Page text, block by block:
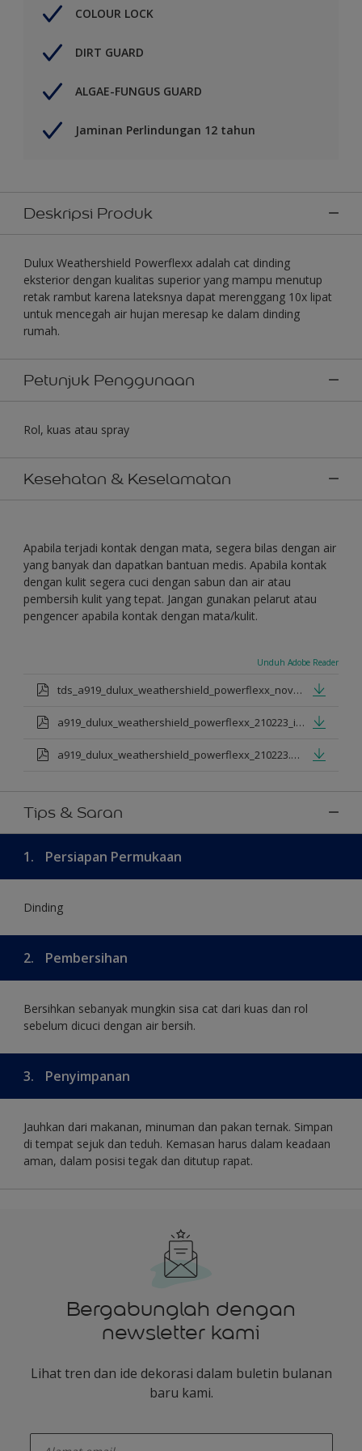
COLOUR LOCK
DIRT GUARD
ALGAE-FUNGUS GUARD
Jaminan Perlindungan 12 tahun
Deskripsi Produk
Dulux Weathershield Powerflexx adalah cat dinding
eksterior dengan kualitas superior yang mampu menutup
retak rambut karena lateksnya dapat merenggang 10x lipat
untuk mencegah air hujan meresap ke dalam dinding
rumah.
Petunjuk Penggunaan
Rol, kuas atau spray
Kesehatan & Keselamatan
Apabila terjadi kontak dengan mata, segera bilas dengan air
yang banyak dan dapatkan bantuan medis. Apabila kontak
dengan kulit segera cuci dengan sabun dan air atau
pembersih kulit yang tepat. Jangan gunakan pelarut atau
pengencer apabila kontak dengan mata/kulit.
Unduh Adobe Reader
tds_a919_dulux_weathershield_powerflexx_nov_2022_id.pdf
a919_dulux_weathershield_powerflexx_210223_id.pdf
a919_dulux_weathershield_powerflexx_210223.pdf
Tips & Saran
1. Persiapan Permukaan
Dinding
2. Pembersihan
Bersihkan sebanyak mungkin sisa cat dari kuas dan rol
sebelum dicuci dengan air bersih.
3. Penyimpanan
Jauhkan dari makanan, minuman dan pakan ternak. Simpan
di tempat sejuk dan teduh. Kemasan harus dalam keadaan
aman, dalam posisi tegak dan ditutup rapat.
Bergabunglah dengan
newsletter kami
Lihat tren dan ide dekorasi dalam buletin bulanan
baru kami.